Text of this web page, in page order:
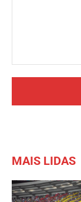
MAIS LIDAS